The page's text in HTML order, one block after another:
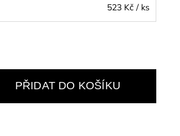
523 Kč / ks
PŘIDAT DO KOŠÍKU